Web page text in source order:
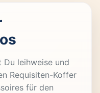
Du leihweise und
Requisiten-Koffer
für den